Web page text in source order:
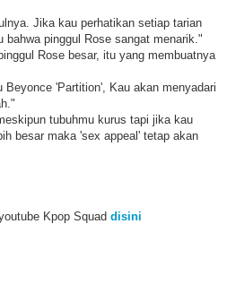
Jika kau perhatikan setiap tarian
pinggul Rose sangat menarik."
Rose besar, itu yang membuatnya
'Partition', Kau akan menyadari
tubuhmu kurus tapi jika kau
besar maka 'sex appeal' tetap akan
Kpop Squad disini